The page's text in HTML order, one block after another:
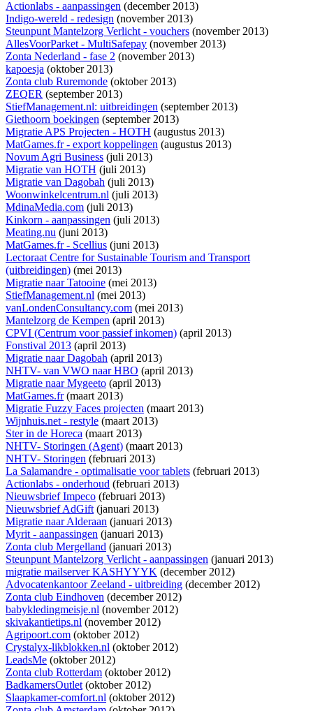
Actionlabs - aanpassingen (december 2013)
Indigo-wereld - redesign (november 2013)
Steunpunt Mantelzorg Verlicht - vouchers (november 2013)
AllesVoorParket - MultiSafepay (november 2013)
Zonta Nederland - fase 2 (november 2013)
kapoesja (oktober 2013)
Zonta club Ruremonde (oktober 2013)
ZEQER (september 2013)
StiefManagement.nl: uitbreidingen (september 2013)
Giethoorn boekingen (september 2013)
Migratie APS Projecten - HOTH (augustus 2013)
MatGames.fr - export koppelingen (augustus 2013)
Novum Agri Business (juli 2013)
Migratie van HOTH (juli 2013)
Migratie van Dagobah (juli 2013)
Woonwinkelcentrum.nl (juli 2013)
MdinaMedia.com (juli 2013)
Kinkorn - aanpassingen (juli 2013)
Meating.nu (juni 2013)
MatGames.fr - Scellius (juni 2013)
Lectoraat Centre for Sustainable Tourism and Transport
(uitbreidingen) (mei 2013)
Migratie naar Tatooine (mei 2013)
StiefManagement.nl (mei 2013)
vanLondenConsultancy.com (mei 2013)
Mantelzorg de Kempen (april 2013)
CPVI (Centrum voor passief inkomen) (april 2013)
Fonstival 2013 (april 2013)
Migratie naar Dagobah (april 2013)
NHTV- van VWO naar HBO (april 2013)
Migratie naar Mygeeto (april 2013)
MatGames.fr(maart 2013)
Migratie Fuzzy Faces projecten (maart 2013)
Wijnhuis.net - restyle (maart 2013)
Ster in de Horeca (maart 2013)
NHTV- Storingen (Agent) (maart 2013)
NHTV- Storingen (februari 2013)
La Salamandre - optimalisatie voor tablets (februari 2013)
Actionlabs - onderhoud (februari 2013)
Nieuwsbrief Impeco (februari 2013)
Nieuwsbrief AdGift(januari 2013)
Migratie naar Alderaan (januari 2013)
Myrit - aanpassingen (januari 2013)
Zonta club Mergelland (januari 2013)
Steunpunt Mantelzorg Verlicht - aanpassingen (januari 2013)
migratie mailserver KASHYYYK (december 2012)
Advocatenkantoor Zeeland - uitbreiding (december 2012)
Zonta club Eindhoven (december 2012)
babykledingmeisje.nl (november 2012)
skivakantietips.nl (november 2012)
Agripoort.com (oktober 2012)
Crystalyx-likblokken.nl (oktober 2012)
LeadsMe (oktober 2012)
Zonta club Rotterdam (oktober 2012)
BadkamersOutlet(oktober 2012)
Slaapkamer-comfort.nl (oktober 2012)